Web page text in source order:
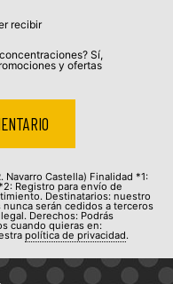
recibir
Sí,
y ofertas
Navarro Castella) Finalidad *1:
Registro para envío de
Destinatarios: nuestro
serán cedidos a terceros
Derechos: Podrás
cuando quieras en:
política de privacidad.